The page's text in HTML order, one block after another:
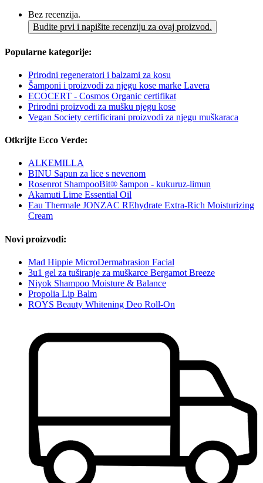
Bez recenzija.
Budite prvi i napišite recenziju za ovaj proizvod.
Popularne kategorije:
Prirodni regeneratori i balzami za kosu
Šamponi i proizvodi za njegu kose marke Lavera
ECOCERT - Cosmos Organic certifikat
Prirodni proizvodi za mušku njegu kose
Vegan Society certificirani proizvodi za njegu muškaraca
Otkrijte Ecco Verde:
ALKEMILLA
BINU Sapun za lice s nevenom
Rosenrot ShampooBit® šampon - kukuruz-limun
Akamuti Lime Essential Oil
Eau Thermale JONZAC REhydrate Extra-Rich Moisturizing
Cream
Novi proizvodi:
Mad Hippie MicroDermabrasion Facial
3u1 gel za tuširanje za muškarce Bergamot Breeze
Niyok Shampoo Moisture & Balance
Propolia Lip Balm
ROYS Beauty Whitening Deo Roll-On